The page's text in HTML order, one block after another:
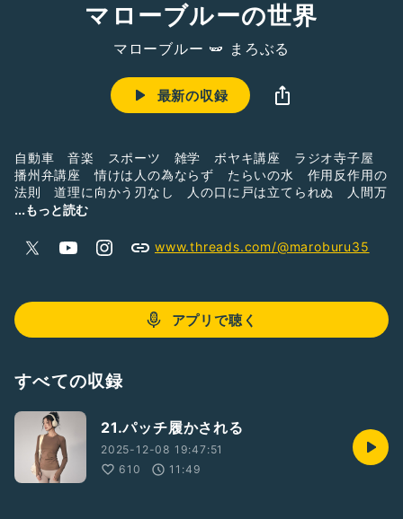
マローブルーの世界
マローブルー 🫛 まろぶる
最新の収録
自動車 音楽 スポーツ 雑学 ボヤキ講座 ラジオ寺子屋
播州弁講座 情けは人の為ならず たらいの水 作用反作用の
法則 道理に向かう刃なし 人の口に戸は立てられぬ 人間万
事塞翁が馬 感謝 誠意 味噌汁 玄米ご飯100%
...もっと読む
www.threads.com/@maroburu35
アプリで聴く
すべての収録
21.パッチ履かされる
2025-12-08 19:47:51
610
11:49